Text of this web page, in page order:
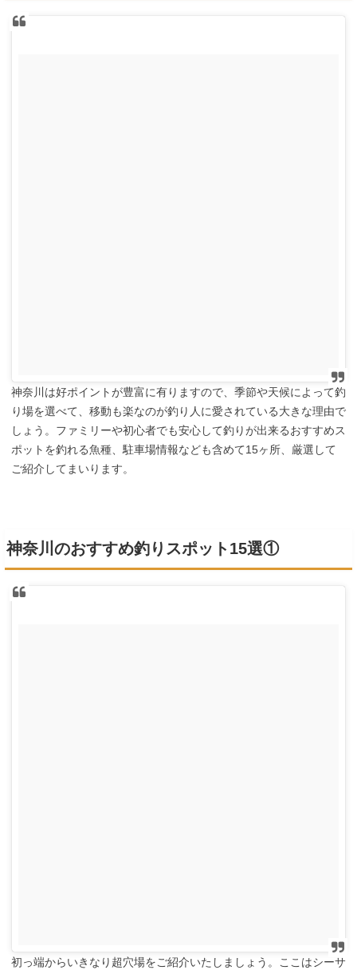
神奈川は好ポイントが豊富に有りますので、季節や天候によって釣
り場を選べて、移動も楽なのが釣り人に愛されている大きな理由で
しょう。ファミリーや初心者でも安心して釣りが出来るおすすめス
ポットを釣れる魚種、駐車場情報なども含めて15ヶ所、厳選して
ご紹介してまいります。
神奈川のおすすめ釣りスポット15選①
初っ端からいきなり超穴場をご紹介いたしましょう。ここはシーサ